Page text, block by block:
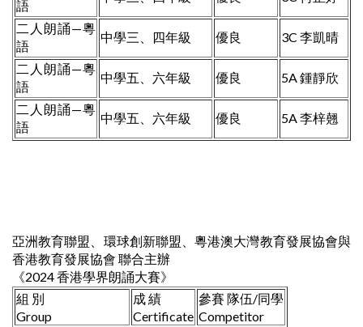
語
二人朗誦—粵
語
中學三、四年級 優良 3C 李凱晴
二人朗誦—粵
語
中學五、六年級 優良 5A 鍾靜欣
二人朗誦—粵
語
中學五、六年級 優良 5A 李梓翹
亞洲教育聯盟、環球創新聯盟、粵港澳大灣教育發展協會與
香港教育發展協會 聯合主辦
《2024 香港學界朗誦大賽》
組 別
Group
成 績
Certificate
參賽 隊伍/同學
Competitor